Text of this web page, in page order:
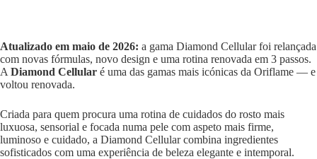
Atualizado em maio de 2026: a gama Diamond Cellular foi relançada
com novas fórmulas, novo design e uma rotina renovada em 3 passos.
A Diamond Cellular é uma das gamas mais icónicas da Oriflame — e
voltou renovada.
Criada para quem procura uma rotina de cuidados do rosto mais
luxuosa, sensorial e focada numa pele com aspeto mais firme,
luminoso e cuidado, a Diamond Cellular combina ingredientes
sofisticados com uma experiência de beleza elegante e intemporal.